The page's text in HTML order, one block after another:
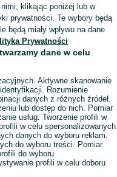
klikając poniżej lub w
prywatności. Te wybory będą
będą miały wpływu na dane
Prywatności
dane w celu
Aktywne skanowanie
Rozumienie
danych z różnych źródeł.
lub dostęp do nich. Pomiar
usług. Tworzenie profili w
w celu spersonalizowanych
danych do wyboru reklam.
do wyboru treści. Pomiar
do wyboru
profili w celu doboru